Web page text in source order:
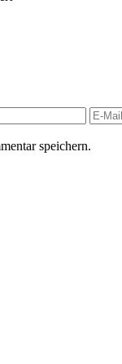
speichern.